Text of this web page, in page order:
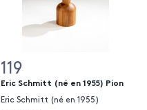
119
Eric Schmitt (né en 1955) Pion
Eric Schmitt (né en 1955)